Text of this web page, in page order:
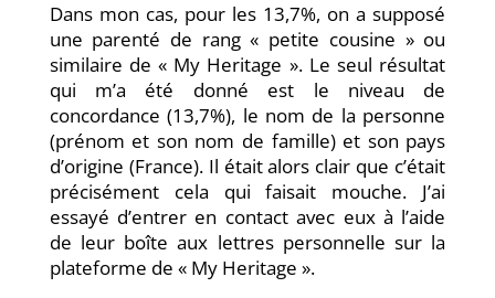
Dans mon cas, pour les 13,7%, on a supposé
une parenté de rang « petite cousine » ou
similaire de « My Heritage ». Le seul résultat
qui m’a été donné est le niveau de
concordance (13,7%), le nom de la personne
(prénom et son nom de famille) et son pays
d’origine (France). Il était alors clair que c’était
précisément cela qui faisait mouche. J’ai
essayé d’entrer en contact avec eux à l’aide
de leur boîte aux lettres personnelle sur la
plateforme de « My Heritage ».